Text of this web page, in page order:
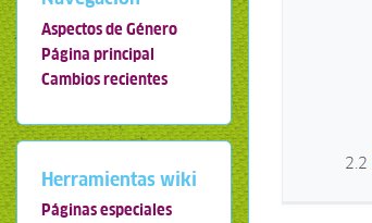
2.2
Aspectos de Género
Página principal
Cambios recientes
Herramientas wiki
Páginas especiales